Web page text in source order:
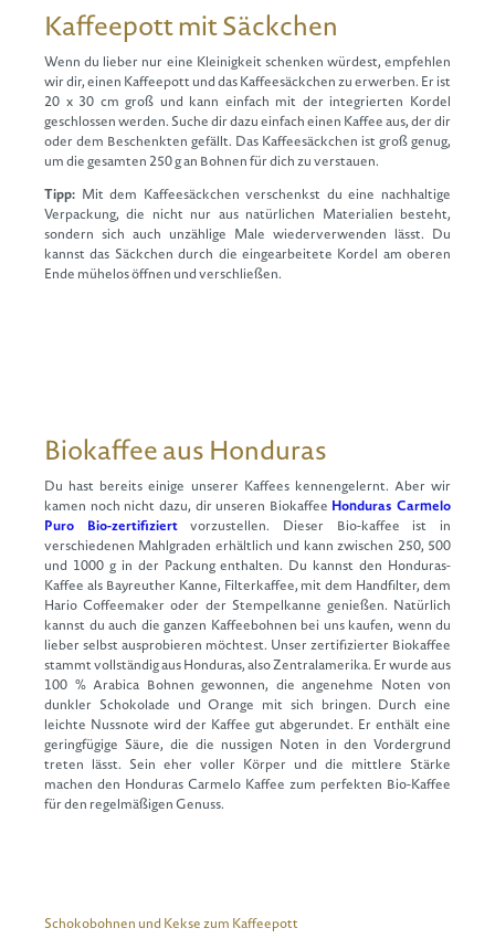
Kaffeepott mit Säckchen
Wenn du lieber nur eine Kleinigkeit schenken würdest, empfehlen
wir dir, einen Kaffeepott und das Kaffeesäckchen zu erwerben. Er ist
20 x 30 cm groß und kann einfach mit der integrierten Kordel
geschlossen werden. Suche dir dazu einfach einen Kaffee aus, der dir
oder dem Beschenkten gefällt. Das Kaffeesäckchen ist groß genug,
um die gesamten 250 g an Bohnen für dich zu verstauen.
Tipp: Mit dem Kaffeesäckchen verschenkst du eine nachhaltige
Verpackung, die nicht nur aus natürlichen Materialien besteht,
sondern sich auch unzählige Male wiederverwenden lässt. Du
kannst das Säckchen durch die eingearbeitete Kordel am oberen
Ende mühelos öffnen und verschließen.
Biokaffee aus Honduras
Du hast bereits einige unserer Kaffees kennengelernt. Aber wir
kamen noch nicht dazu, dir unseren Biokaffee Honduras Carmelo
Puro Bio-zertifiziertvorzustellen. Dieser Bio-kaffee ist in
verschiedenen Mahlgraden erhältlich und kann zwischen 250, 500
und 1000 g in der Packung enthalten. Du kannst den Honduras-
Kaffee als Bayreuther Kanne, Filterkaffee, mit dem Handfilter, dem
Hario Coffeemaker oder der Stempelkanne genießen. Natürlich
kannst du auch die ganzen Kaffeebohnen bei uns kaufen, wenn du
lieber selbst ausprobieren möchtest. Unser zertifizierter Biokaffee
stammt vollständig aus Honduras, also Zentralamerika. Er wurde aus
100 % Arabica Bohnen gewonnen, die angenehme Noten von
dunkler Schokolade und Orange mit sich bringen. Durch eine
leichte Nussnote wird der Kaffee gut abgerundet. Er enthält eine
geringfügige Säure, die die nussigen Noten in den Vordergrund
treten lässt. Sein eher voller Körper und die mittlere Stärke
machen den Honduras Carmelo Kaffee zum perfekten Bio-Kaffee
für den regelmäßigen Genuss.
Schokobohnen und Kekse zum Kaffeepott